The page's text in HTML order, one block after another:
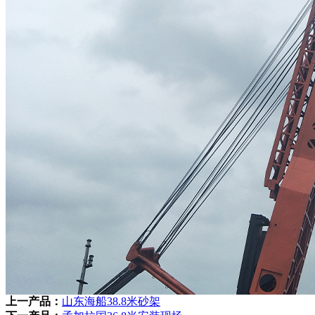
上一产品： 山东海船38.8米砂架